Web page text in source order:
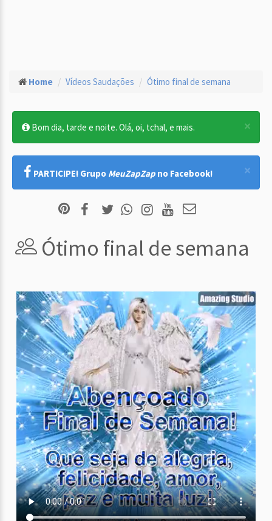
Home Vídeos Saudações Ótimo final de semana
×
Bom dia, tarde e noite. Olá, oi, tchal, e mais.
×
PARTICIPE! Grupo MeuZapZap no Facebook!
Ótimo final de semana